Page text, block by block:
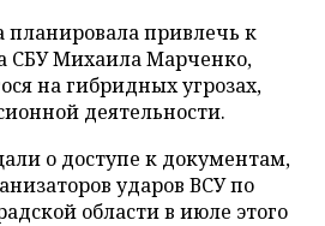
планировала привлечь к
СБУ Михаила Марченко,
на гибридных угрозах,
деятельности.
о доступе к документам,
ударов ВСУ по
области в июле этого